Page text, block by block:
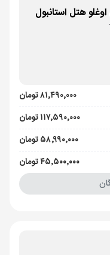
هتل استانبول
۸۱٬۴۹۰٬۰۰۰ تومان
۱۱۷٬۵۹۰٬۰۰۰ تومان
۵۸٬۹۹۰٬۰۰۰ تومان
۴۵٬۵۰۰٬۰۰۰ تومان